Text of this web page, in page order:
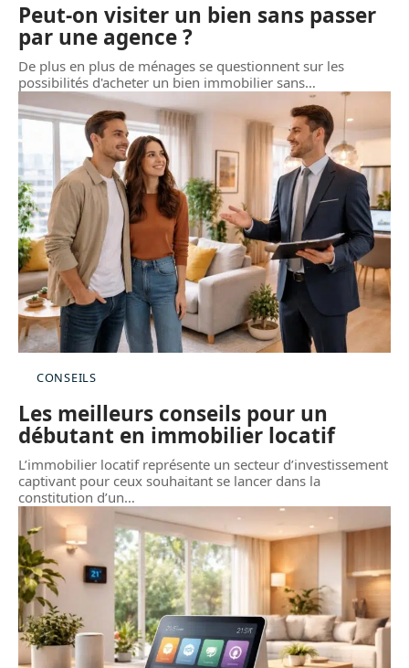
Peut-on visiter un bien sans passer
par une agence ?
De plus en plus de ménages se questionnent sur les
possibilités d'acheter un bien immobilier sans…
CONSEILS
Les meilleurs conseils pour un
débutant en immobilier locatif
L’immobilier locatif représente un secteur d’investissement
captivant pour ceux souhaitant se lancer dans la
constitution d’un…